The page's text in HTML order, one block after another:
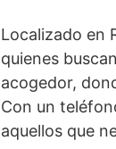
Localizado en
quienes
acogedor,
Con un
aquellos que